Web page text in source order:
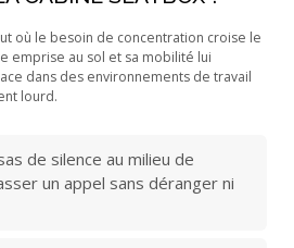
où le besoin de concentration croise le
emprise au sol et sa mobilité lui
dans des environnements de travail
lourd.
de silence au milieu de
un appel sans déranger ni